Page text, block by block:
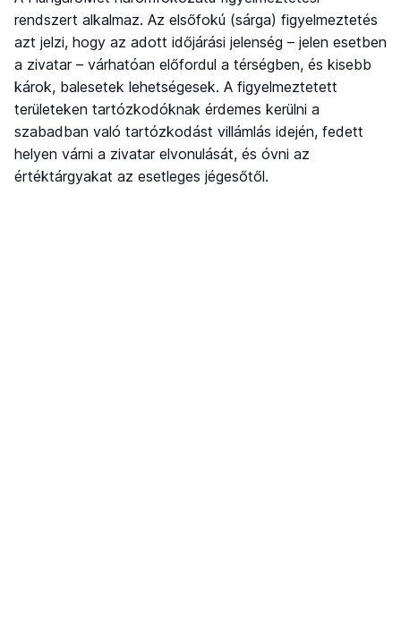
rendszert alkalmaz. Az elsőfokú (sárga) figyelmeztetés
azt jelzi, hogy az adott időjárási jelenség – jelen esetben
a zivatar – várhatóan előfordul a térségben, és kisebb
károk, balesetek lehetségesek. A figyelmeztetett
területeken tartózkodóknak érdemes kerülni a
szabadban való tartózkodást villámlás idején, fedett
helyen várni a zivatar elvonulását, és óvni az
értéktárgyakat az esetleges jégesőtől.